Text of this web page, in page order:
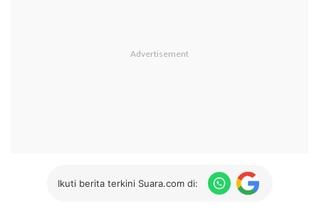
Ikuti berita terkini Suara.com di: